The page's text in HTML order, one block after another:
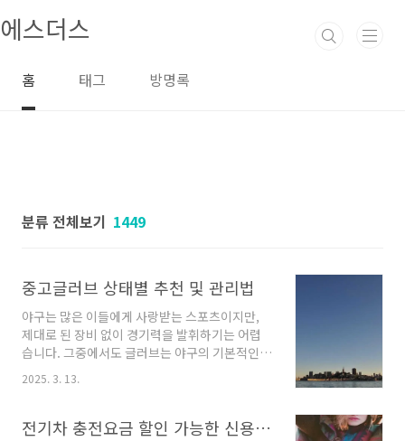
에스더스
홈 태그 방명록
분류 전체보기 1449
중고글러브 상태별 추천 및 관리법
야구는 많은 이들에게 사랑받는 스포츠이지만,
제대로 된 장비 없이 경기력을 발휘하기는 어렵
습니다. 그중에서도 글러브는 야구의 기본적인
도구로, 선택과 관리가 매우 중요합니다. 특히 중
고 글러브를 고려하시는 분들을 위해, 상태별 추
러브 상태별 추천중고 글러브를 선택할 때, 상태
2025. 3. 13.
전기차 충전요금 할인 가능한 신용카드 및 혜택 비교